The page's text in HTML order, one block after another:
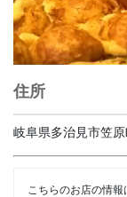
住所
岐阜県多治見市笠
こちらのお店の情